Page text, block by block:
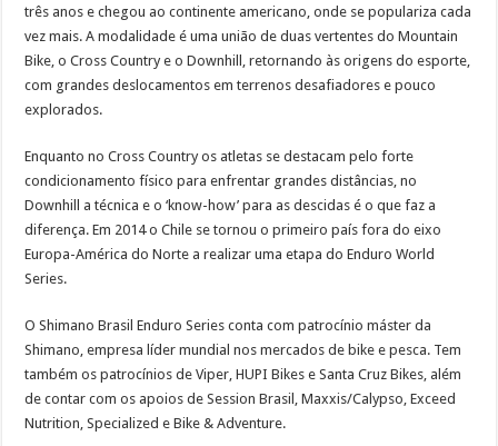
três anos e chegou ao continente americano, onde se populariza cada
vez mais. A modalidade é uma união de duas vertentes do Mountain
Bike, o Cross Country e o Downhill, retornando às origens do esporte,
com grandes deslocamentos em terrenos desafiadores e pouco
explorados.
Enquanto no Cross Country os atletas se destacam pelo forte
condicionamento físico para enfrentar grandes distâncias, no
Downhill a técnica e o ‘know-how’ para as descidas é o que faz a
diferença. Em 2014 o Chile se tornou o primeiro país fora do eixo
Europa-América do Norte a realizar uma etapa do Enduro World
Series.
O Shimano Brasil Enduro Series conta com patrocínio máster da
Shimano, empresa líder mundial nos mercados de bike e pesca. Tem
também os patrocínios de Viper, HUPI Bikes e Santa Cruz Bikes, além
de contar com os apoios de Session Brasil, Maxxis/Calypso, Exceed
Nutrition, Specialized e Bike & Adventure.